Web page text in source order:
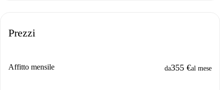
Prezzi
Affitto mensile da355 €al mese